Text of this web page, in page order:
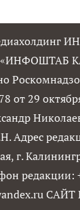
«ИНФОШТАБ
от 29
Адрес
г.
редакции: